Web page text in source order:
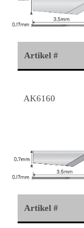
Artikel #
AK6160
Artikel #